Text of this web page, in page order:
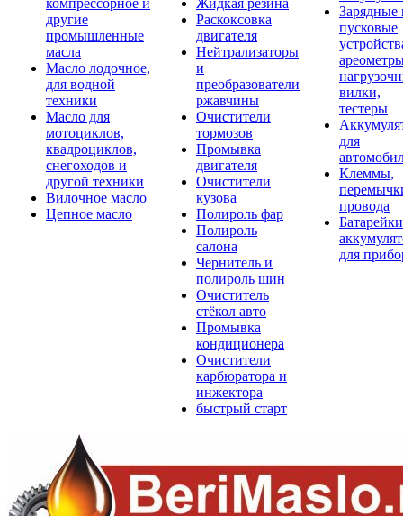
компрессорное и
другие
промышленные
масла
Масло лодочное,
для водной
техники
Масло для
мотоциклов,
квадроциклов,
снегоходов и
другой техники
Вилочное масло
Цепное масло
Жидкая резина
Раскоксовка
двигателя
Нейтрализаторы
и
преобразователи
ржавчины
Очистители
тормозов
Промывка
двигателя
Очистители
кузова
Полироль фар
Полироль
салона
Чернитель и
полироль шин
Очиститель
стёкол авто
Промывка
кондиционера
Очистители
карбюратора и
инжектора
быстрый старт
Зарядные
пусковые
вилки,
тестеры
для
Клеммы,
провода
для